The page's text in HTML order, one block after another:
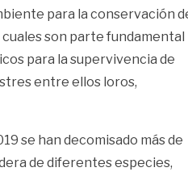
para la conservación
cuales son parte fundamental
para la supervivencia de
entre ellos loros,
se han decomisado más de
de diferentes especies,